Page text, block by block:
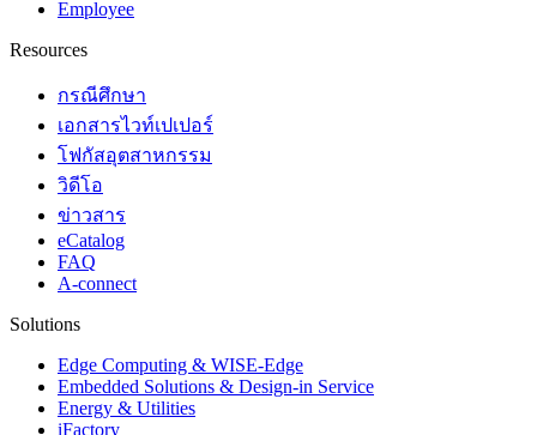
Employee
Resources
กรณีศึกษา
เอกสารไวท์เปเปอร์
โฟกัสอุตสาหกรรม
วิดีโอ
ข่าวสาร
eCatalog
FAQ
A-connect
Solutions
Edge Computing & WISE-Edge
Embedded Solutions & Design-in Service
Energy & Utilities
iFactory